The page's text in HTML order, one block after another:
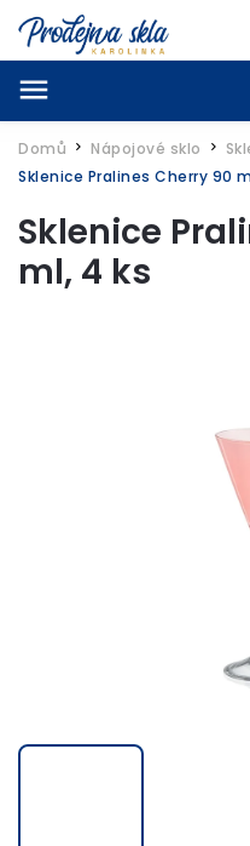
Domů / Nápojové sklo /
Sklenice Pralines Cherry 90
Sklenice
ml, 4 ks